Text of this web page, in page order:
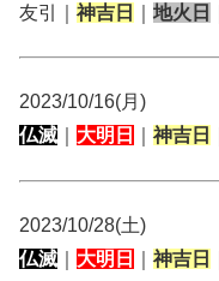
友引｜ 神吉日 地火日
2023/10/16(月)
仏滅
大明日 神吉日
2023/10/28(土)
仏滅
大明日 神吉日